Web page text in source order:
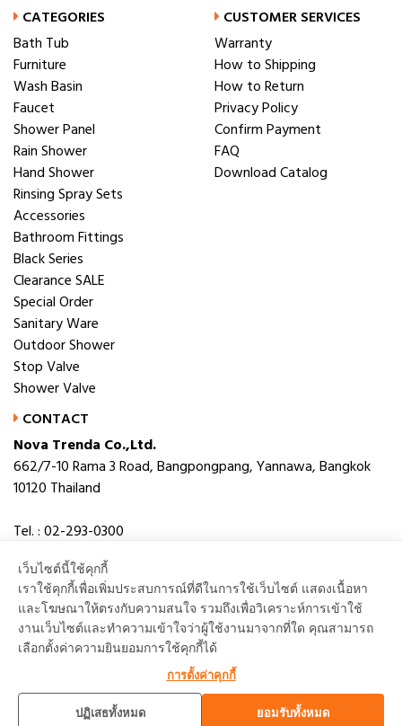
CATEGORIES
Bath Tub
Furniture
Wash Basin
Faucet
Shower Panel
Rain Shower
Hand Shower
Rinsing Spray Sets
Accessories
Bathroom Fittings
Black Series
Clearance SALE
Special Order
Sanitary Ware
Outdoor Shower
Stop Valve
Shower Valve
CUSTOMER SERVICES
Warranty
How to Shipping
How to Return
Privacy Policy
Confirm Payment
FAQ
Download Catalog
CONTACT
Nova Trenda Co.,Ltd.
662/7-10 Rama 3 Road, Bangpongpang, Yannawa, Bangkok
10120 Thailand
Tel. : 02-293-0300
E-mail : novabath@novatrenda.co.th
เว็บไซต์นี้ใช้คุกกี้
เราใช้คุกกี้เพื่อเพิ่มประสบการณ์ที่ดีในการใช้เว็บไซต์ แสดงเนื้อหา
และโฆษณาให้ตรงกับความสนใจ รวมถึงเพื่อวิเคราะห์การเข้าใช้
งานเว็บไซต์และทำความเข้าใจว่าผู้ใช้งานมาจากที่ใด คุณสามารถ
เลือกตั้งค่าความยินยอมการใช้คุกกี้ได้
การตั้งค่าคุกกี้
ปฏิเสธทั้งหมด ยอมรับทั้งหมด